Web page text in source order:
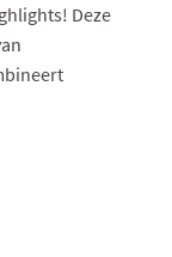
Deze